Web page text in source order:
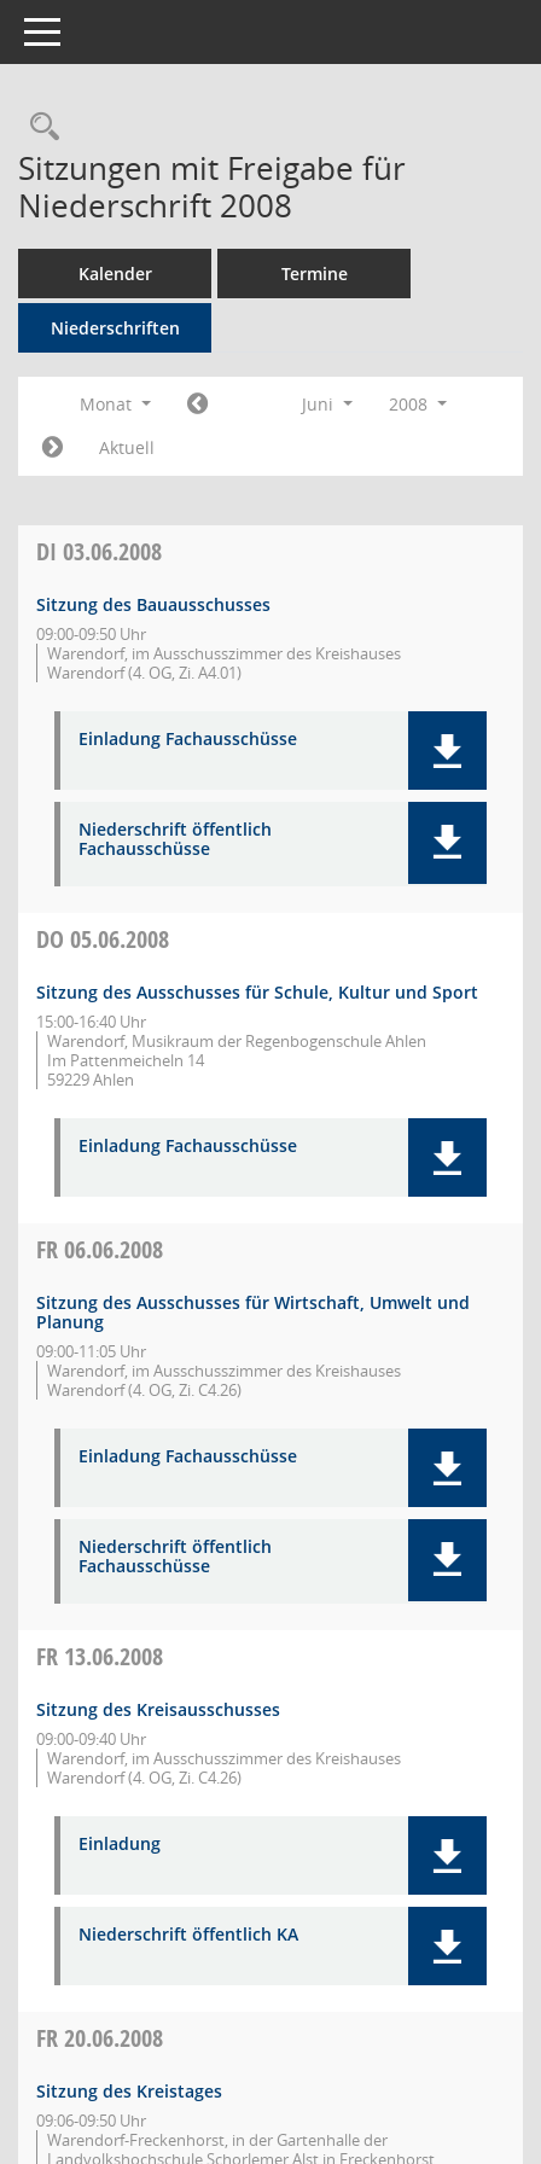
Toggle navigation
Rechercheauswahl
Sitzungen mit Freigabe für
Niederschrift 2008
Kalender Termine
Niederschriften
Monat Juni
2008
Aktuell
DI 03.06.2008
Sitzung des Bauausschusses
09:00-09:50 Uhr
Warendorf, im Ausschusszimmer des Kreishauses
Warendorf (4. OG, Zi. A4.01)
Einladung Fachausschüsse
Niederschrift öffentlich
Fachausschüsse
DO 05.06.2008
Sitzung des Ausschusses für Schule, Kultur und Sport
15:00-16:40 Uhr
Warendorf, Musikraum der Regenbogenschule Ahlen
Im Pattenmeicheln 14
59229 Ahlen
Einladung Fachausschüsse
FR06.06.2008
Sitzung des Ausschusses für Wirtschaft, Umwelt und
Planung
09:00-11:05 Uhr
Warendorf, im Ausschusszimmer des Kreishauses
Warendorf (4. OG, Zi. C4.26)
Einladung Fachausschüsse
Niederschrift öffentlich
Fachausschüsse
FR 13.06.2008
Sitzung des Kreisausschusses
09:00-09:40 Uhr
Warendorf, im Ausschusszimmer des Kreishauses
Warendorf (4. OG, Zi. C4.26)
Einladung
Niederschrift öffentlich KA
FR20.06.2008
Sitzung des Kreistages
09:06-09:50 Uhr
Warendorf-Freckenhorst, in der Gartenhalle der
Landvolkshochschule Schorlemer Alst in Freckenhorst